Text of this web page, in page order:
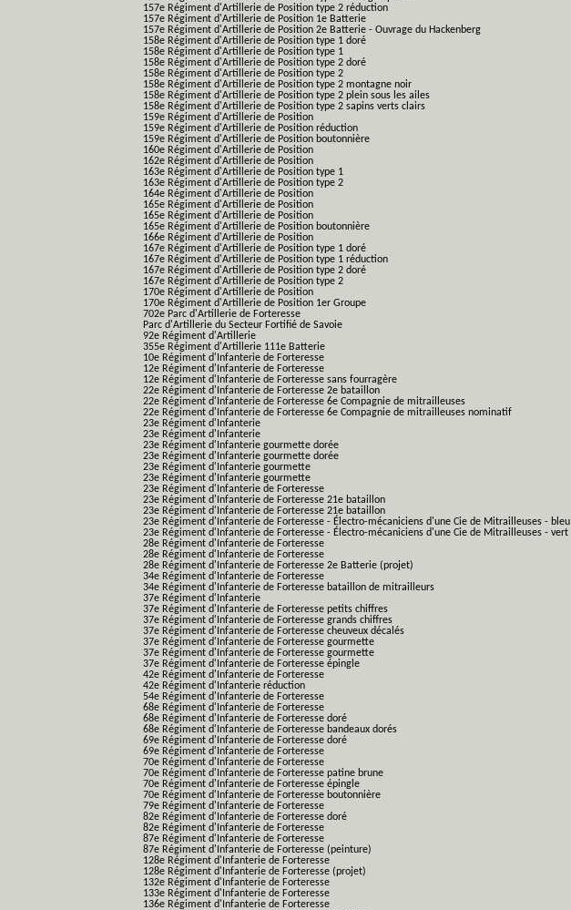
157e Régiment d'Artillerie de Position type 2 réduction
157e Régiment d'Artillerie de Position 1e Batterie
157e Régiment d'Artillerie de Position 2e Batterie - Ouvrage du Hackenberg
158e Régiment d'Artillerie de Position type 1 doré
158e Régiment d'Artillerie de Position type 1
158e Régiment d'Artillerie de Position type 2 doré
158e Régiment d'Artillerie de Position type 2
158e Régiment d'Artillerie de Position type 2 montagne noir
158e Régiment d'Artillerie de Position type 2 plein sous les ailes
158e Régiment d'Artillerie de Position type 2 sapins verts clairs
159e Régiment d'Artillerie de Position
159e Régiment d'Artillerie de Position réduction
159e Régiment d'Artillerie de Position boutonnière
160e Régiment d'Artillerie de Position
162e Régiment d'Artillerie de Position
163e Régiment d'Artillerie de Position type 1
163e Régiment d'Artillerie de Position type 2
164e Régiment d'Artillerie de Position
165e Régiment d'Artillerie de Position
165e Régiment d'Artillerie de Position
165e Régiment d'Artillerie de Position boutonnière
166e Régiment d'Artillerie de Position
167e Régiment d'Artillerie de Position type 1 doré
167e Régiment d'Artillerie de Position type 1 réduction
167e Régiment d'Artillerie de Position type 2 doré
167e Régiment d'Artillerie de Position type 2
170e Régiment d'Artillerie de Position
170e Régiment d'Artillerie de Position 1er Groupe
702e Parc d'Artillerie de Forteresse
Parc d'Artillerie du Secteur Fortifié de Savoie
92e Régiment d'Artillerie
355e Régiment d'Artillerie 111e Batterie
10e Régiment d'Infanterie de Forteresse
12e Régiment d'Infanterie de Forteresse
12e Régiment d'Infanterie de Forteresse sans fourragère
22e Régiment d'Infanterie de Forteresse 2e bataillon
22e Régiment d'Infanterie de Forteresse 6e Compagnie de mitrailleuses
22e Régiment d'Infanterie de Forteresse 6e Compagnie de mitrailleuses nominatif
23e Régiment d'Infanterie
23e Régiment d'Infanterie
23e Régiment d'Infanterie gourmette dorée
23e Régiment d'Infanterie gourmette dorée
23e Régiment d'Infanterie gourmette
23e Régiment d'Infanterie gourmette
23e Régiment d'Infanterie de Forteresse
23e Régiment d'Infanterie de Forteresse 21e bataillon
23e Régiment d'Infanterie de Forteresse 21e bataillon
23e Régiment d'Infanterie de Forteresse - Électro-mécaniciens d'une Cie de Mitrailleuses - bleu
23e Régiment d'Infanterie de Forteresse - Électro-mécaniciens d'une Cie de Mitrailleuses - vert
28e Régiment d'Infanterie de Forteresse
28e Régiment d'Infanterie de Forteresse
28e Régiment d'Infanterie de Forteresse 2e Batterie (projet)
34e Régiment d'Infanterie de Forteresse
34e Régiment d'Infanterie de Forteresse bataillon de mitrailleurs
37e Régiment d'Infanterie
37e Régiment d'Infanterie de Forteresse petits chiffres
37e Régiment d'Infanterie de Forteresse grands chiffres
37e Régiment d'Infanterie de Forteresse cheuveux décalés
37e Régiment d'Infanterie de Forteresse gourmette
37e Régiment d'Infanterie de Forteresse gourmette
37e Régiment d'Infanterie de Forteresse épingle
42e Régiment d'Infanterie de Forteresse
42e Régiment d'Infanterie réduction
54e Régiment d'Infanterie de Forteresse
68e Régiment d'Infanterie de Forteresse
68e Régiment d'Infanterie de Forteresse doré
68e Régiment d'Infanterie de Forteresse bandeaux dorés
69e Régiment d'Infanterie de Forteresse doré
69e Régiment d'Infanterie de Forteresse
70e Régiment d'Infanterie de Forteresse
70e Régiment d'Infanterie de Forteresse patine brune
70e Régiment d'Infanterie de Forteresse épingle
70e Régiment d'Infanterie de Forteresse boutonnière
79e Régiment d'Infanterie de Forteresse
82e Régiment d'Infanterie de Forteresse doré
82e Régiment d'Infanterie de Forteresse
87e Régiment d'Infanterie de Forteresse
87e Régiment d'Infanterie de Forteresse (peinture)
128e Régiment d'Infanterie de Forteresse
128e Régiment d'Infanterie de Forteresse (projet)
132e Régiment d'Infanterie de Forteresse
133e Régiment d'Infanterie de Forteresse
136e Régiment d'Infanterie de Forteresse